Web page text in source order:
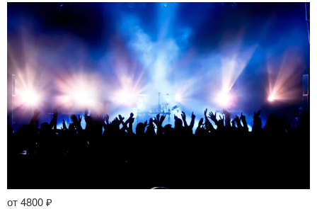
от 4800 ₽